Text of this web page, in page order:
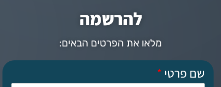
להרשמה
מלאו את הפרטים הבאים:
שם פרטי *